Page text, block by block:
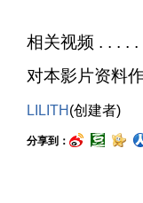
相关视频 . . . . .
对本影片资料
LILITH(创建者)
分享到：